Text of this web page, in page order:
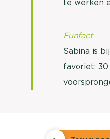
te werken
Funfact
Sabina is
favoriet: